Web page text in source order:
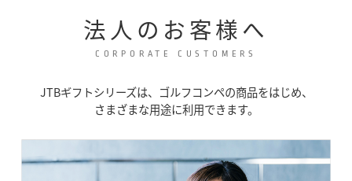
法人のお客様へ
CORPORATE CUSTOMERS
JTBギフトシリーズは、ゴルフコンペの商品をはじめ、
さまざまな用途に利用できます。